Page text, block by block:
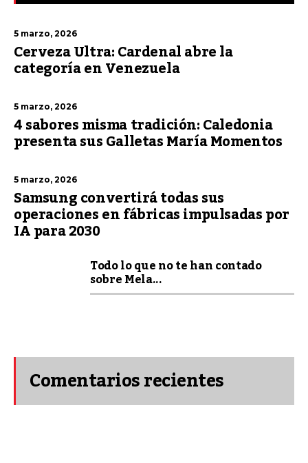
5 marzo, 2026
Cerveza Ultra: Cardenal abre la
categoría en Venezuela
5 marzo, 2026
4 sabores misma tradición: Caledonia
presenta sus Galletas María Momentos
5 marzo, 2026
Samsung convertirá todas sus
operaciones en fábricas impulsadas por
IA para 2030
Todo lo que no te han contado
sobre Mela...
Comentarios recientes